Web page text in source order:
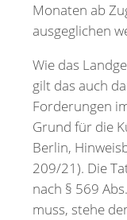
Monaten ab
ausgeglichen
Wie das
gilt das auch
Forderungen
Grund für die
Berlin,
209/21). Die
nach § 569
muss, stehe